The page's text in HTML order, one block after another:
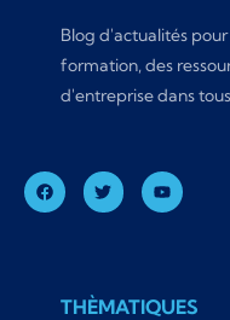
Blog d'actualités
formation, des
d'entreprise dans
THÈMATIQUES